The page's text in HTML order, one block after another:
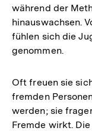
während der
hinauswachsen.
fühlen sich die
genommen.
Oft freuen sie
fremden
werden; sie
Fremde wirkt.